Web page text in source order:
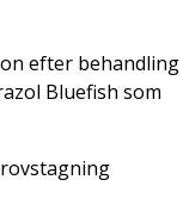
efter behandling
Bluefish som